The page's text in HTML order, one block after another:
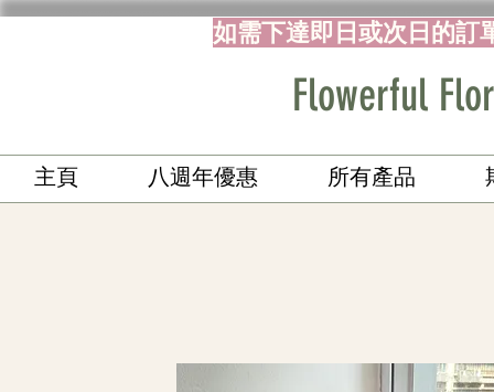
如需下達即日或次日的訂
Flowerful
主頁 八週年優惠 所有產品